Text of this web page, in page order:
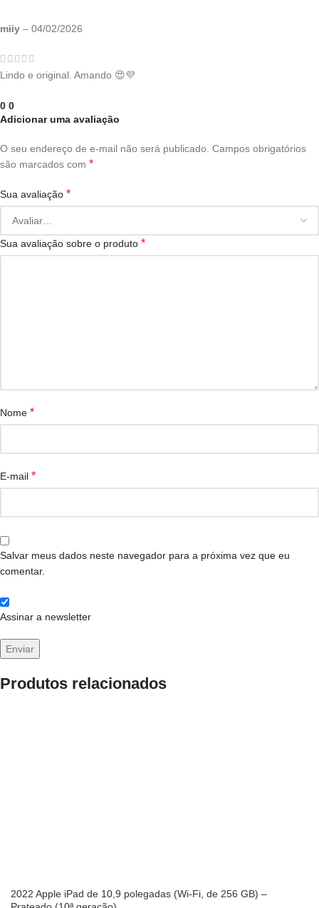
miiy – 04/02/2026
Lindo e original. Amando 😍💜
0 0
Adicionar uma avaliação
O seu endereço de e-mail não será publicado. Campos obrigatórios
são marcados com *
Sua avaliação *
Sua avaliação sobre o produto *
Nome *
E-mail *
Salvar meus dados neste navegador para a próxima vez que eu
comentar.
Assinar a newsletter
Produtos relacionados
2022 Apple iPad de 10,9 polegadas (Wi-Fi, de 256 GB) –